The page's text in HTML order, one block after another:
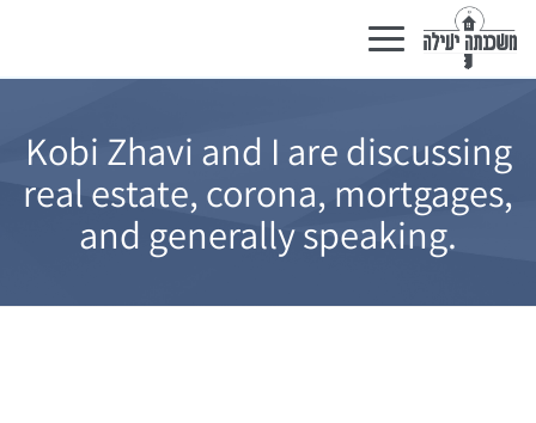
Toggle
navigation
Kobi Zhavi and I are discussing
real estate, corona, mortgages,
and generally speaking.